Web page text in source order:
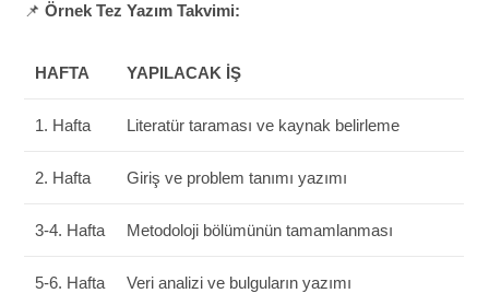
📌Örnek Tez Yazım Takvimi:
HAFTA YAPILACAK İŞ
1. Hafta Literatür taraması ve kaynak belirleme
2. Hafta Giriş ve problem tanımı yazımı
3-4. Hafta Metodoloji bölümünün tamamlanması
5-6. Hafta Veri analizi ve bulguların yazımı